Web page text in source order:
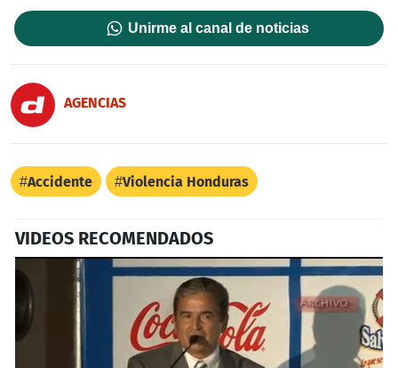
Unirme al canal de noticias
AGENCIAS
Accidente Violencia Honduras
VIDEOS RECOMENDADOS